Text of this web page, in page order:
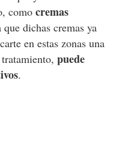
comocremas
que dichas cremas ya
en estas zonas una
puede
.